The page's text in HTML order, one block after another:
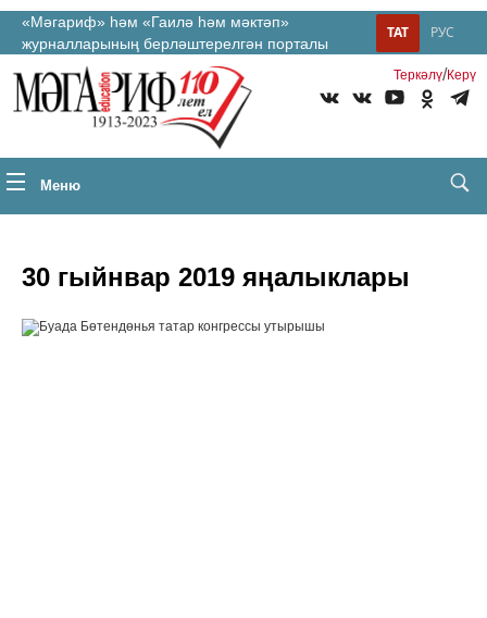
«Мәгариф» һәм «Гаилә һәм мәктәп»
журналларының берләштерелгән порталы
РУС
ТАТ
Теркəлү/Керү
Меню
30 гыйнвар 2019 яңалыклары